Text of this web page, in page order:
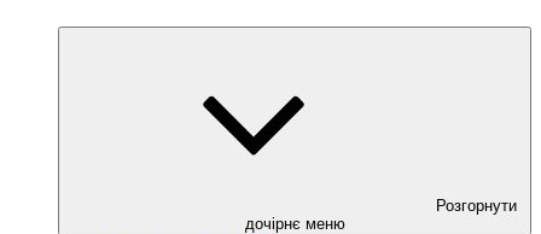
Розгорнути
дочірнє меню